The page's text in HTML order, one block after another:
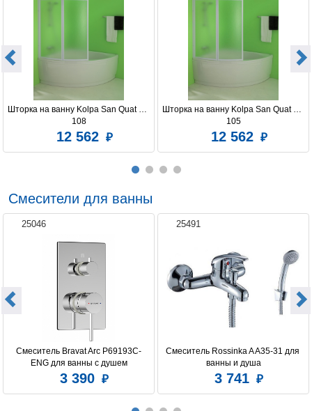
Шторка на ванну Kolpa San Quat TP
108
12 562
Шторка на ванну Kolpa San Quat TP
105
12 562
Смесители для ванны
25046
Смеситель Bravat Arc P69193C-
ENG для ванны с душем
3 390
25491
Смеситель Rossinka A A35-31 для
ванны и душа
3 741